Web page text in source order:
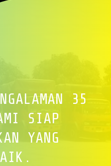
35
SIAP
YANG